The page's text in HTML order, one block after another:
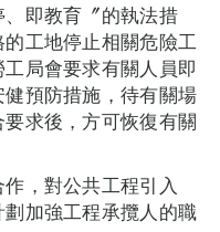
即教育〞的執法措
工地停止相關危險工
局會要求有關人員即
預防措施，待有關場
求後，方可恢復有關
，對公共工程引入
劃加強工程承攬人的職